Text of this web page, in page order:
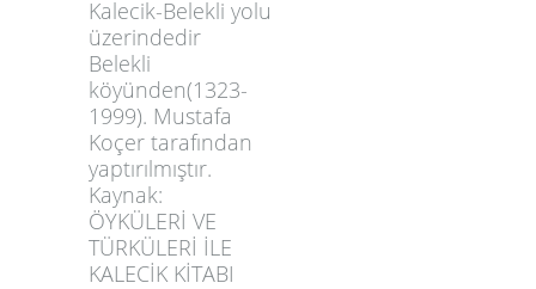
Kalecik-Belekli yolu
üzerindedir
Belekli
köyünden(1323-
1999). Mustafa
Koçer tarafından
yaptırılmıştır.
Kaynak:
ÖYKÜLERİ VE
TÜRKÜLERİ İLE
KALECİK KİTABI